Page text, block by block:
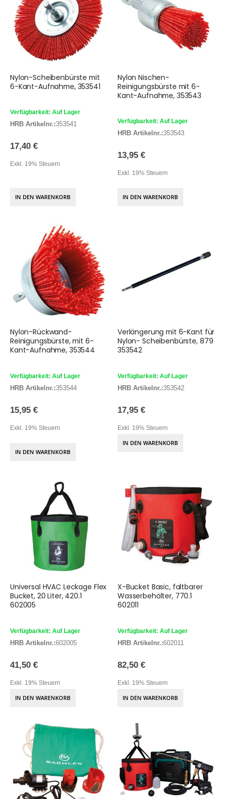
Nylon-Scheibenbürste mit
6-Kant-Aufnahme, 353541
Verfügbarkeit: Auf Lager
HRB Artikelnr.:353541
17,40 €
Exkl. 19% Steuern
IN DEN WARENKORB
Nylon Nischen-
Reinigungsbürste mit 6-
Kant-Aufnahme, 353543
Verfügbarkeit: Auf Lager
HRB Artikelnr.:353543
13,95 €
Exkl. 19% Steuern
IN DEN WARENKORB
Nylon-Rückwand-
Reinigungsbürste, mit 6-
Kant-Aufnahme, 353544
Verfügbarkeit: Auf Lager
HRB Artikelnr.:353544
15,95 €
Exkl. 19% Steuern
IN DEN WARENKORB
Verlängerung mit 6-Kant für
Nylon- Scheibenbürste, 879
353542
Verfügbarkeit: Auf Lager
HRB Artikelnr.:353542
17,95 €
Exkl. 19% Steuern
IN DEN WARENKORB
Universal HVAC Leckage Flex
Bucket, 20 Liter, 420.1
602005
Verfügbarkeit: Auf Lager
HRB Artikelnr.:602005
41,50 €
Exkl. 19% Steuern
IN DEN WARENKORB
X-Bucket Basic, faltbarer
Wasserbehälter, 770.1
602011
Verfügbarkeit: Auf Lager
HRB Artikelnr.:602011
82,50 €
Exkl. 19% Steuern
IN DEN WARENKORB